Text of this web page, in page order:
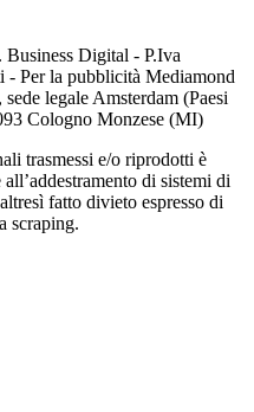
Digital - P.Iva
Per la pubblicità Mediamond
legale Amsterdam (Paesi
Cologno Monzese (MI)
trasmessi e/o riprodotti è
di sistemi di
fatto divieto espresso di
scraping.